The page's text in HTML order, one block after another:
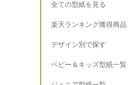
全ての型紙を見る
楽天ランキング獲得商品
デザイン別で探す
ベビー＆キッズ型紙一覧